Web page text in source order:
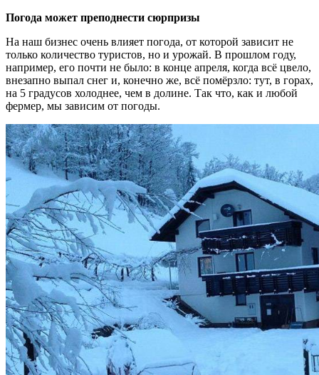
Погода может преподнести сюрпризы
На наш бизнес очень влияет погода, от которой зависит не
только количество туристов, но и урожай. В прошлом году,
например, его почти не было: в конце апреля, когда всё цвело,
внезапно выпал снег и, конечно же, всё помёрзло: тут, в горах,
на 5 градусов холоднее, чем в долине. Так что, как и любой
фермер, мы зависим от погоды.